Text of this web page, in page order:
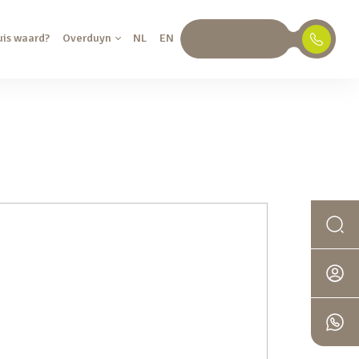
waard? Overduyn NL EN